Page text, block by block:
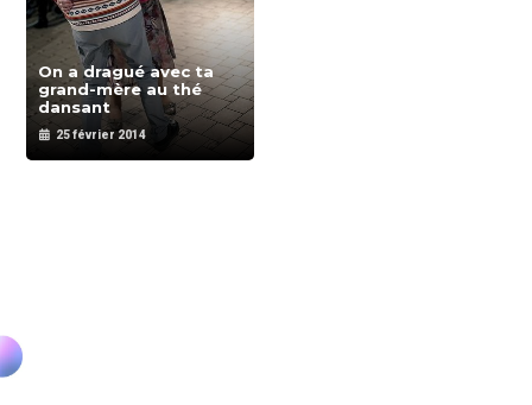
On a dragué avec ta
grand-mère au thé
dansant
25 février 2014